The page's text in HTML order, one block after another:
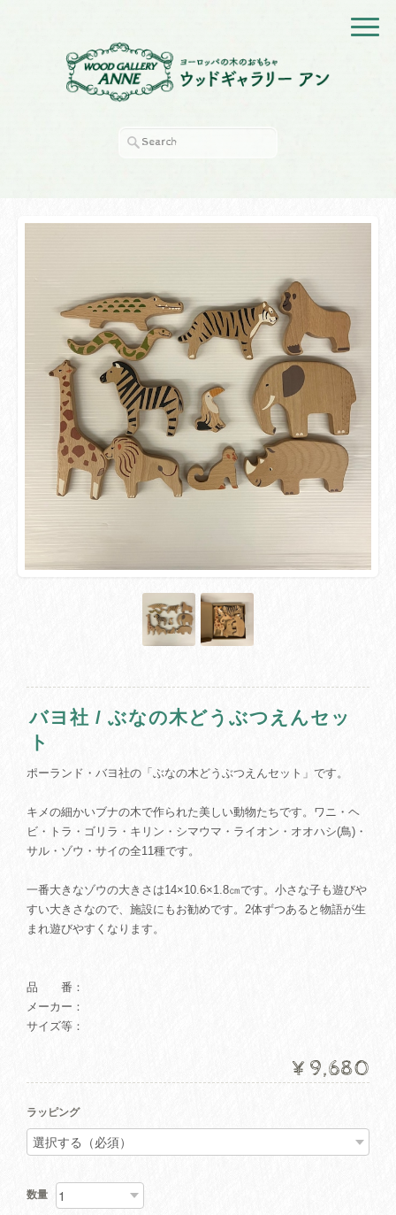
バヨ社 / ぶなの木どうぶつえんセッ
ト
ポーランド・バヨ社の「ぶなの木どうぶつえんセット」です。
キメの細かいブナの木で作られた美しい動物たちです。ワニ・ヘ
ビ・トラ・ゴリラ・キリン・シマウマ・ライオン・オオハシ(鳥)・
サル・ゾウ・サイの全11種です。
一番大きなゾウの大きさは14×10.6×1.8㎝です。小さな子も遊びや
すい大きさなので、施設にもお勧めです。2体ずつあると物語が生
まれ遊びやすくなります。
品 番：
メーカー：
サイズ等：
¥9,680
ラッピング
数量